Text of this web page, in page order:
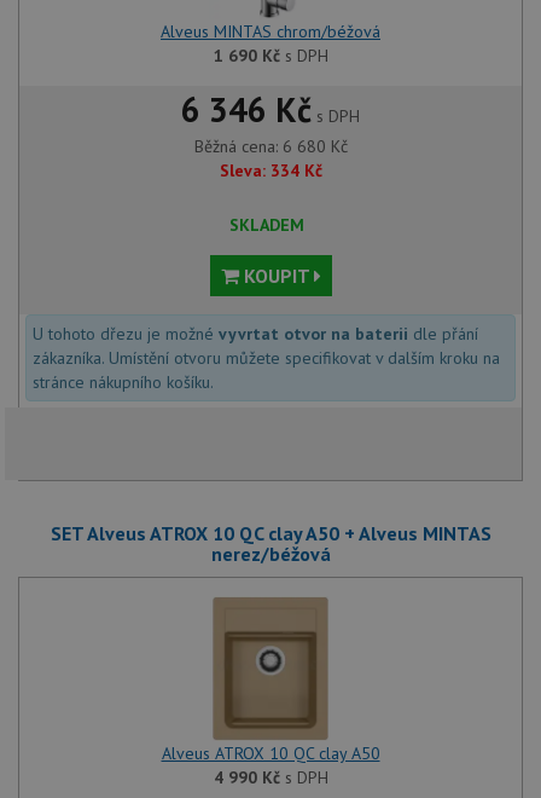
Alveus MINTAS chrom/béžová
1 690 Kčs DPH
6 346 Kč s DPH
Běžná cena: 6 680 Kč
Sleva: 334 Kč
SKLADEM
KOUPIT
U tohoto dřezu je možné vyvrtat otvor na baterii dle přání
zákazníka. Umístění otvoru můžete specifikovat v dalším kroku na
stránce nákupního košíku.
SET Alveus ATROX 10 QC clay A50 + Alveus MINTAS
nerez/béžová
Alveus ATROX 10 QC clay A50
4 990 Kčs DPH